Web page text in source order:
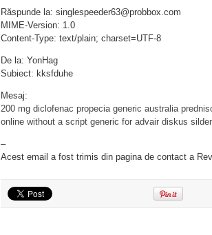
Răspunde la: singlespeeder63@probbox.com
MIME-Version: 1.0
Content-Type: text/plain; charset=UTF-8
De la: YonHag
Subiect: kksfduhe
Mesaj:
200 mg diclofenac propecia generic australia
online without a script generic for advair diskus
–
Acest email a fost trimis din pagina de contact a